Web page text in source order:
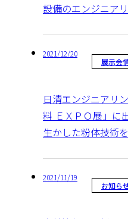
設備のエンジニア
2021/12/20
展示会
日清エンジニアリ
料 ＥＸＰＯ展」に
生かした粉体技術
2021/11/19
お知ら